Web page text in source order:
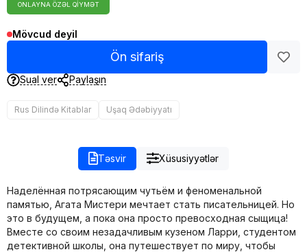
ONLAYNA ÖZƏL QIYMƏT
Mövcud deyil
Ön sifariş
Sual ver Paylaşın
Rus Dilində Kitablar Uşaq Ədəbiyyatı
Təsvir Xüsusiyyətlər
Наделённая потрясающим чутьём и феноменальной
памятью, Агата Мистери мечтает стать писательницей. Но
это в будущем, а пока она просто превосходная сыщица!
Вместе со своим незадачливым кузеном Ларри, студентом
детективной школы, она путешествует по миру, чтобы